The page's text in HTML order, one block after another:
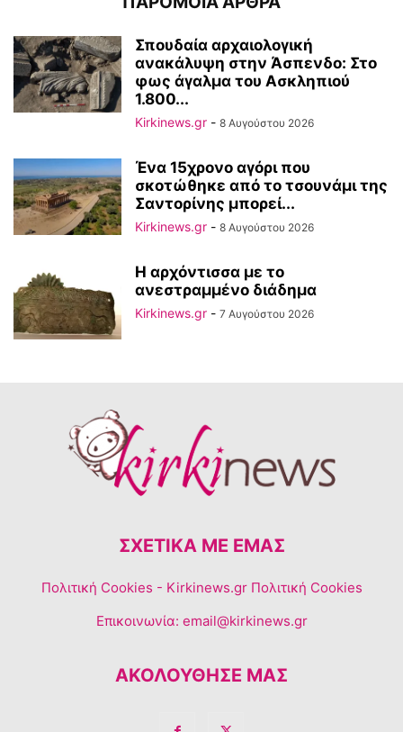
Σπουδαία αρχαιολογική
ανακάλυψη στην Άσπενδο: Στο
φως άγαλμα του Ασκληπιού
1.800...
Kirkinews.gr - 8 Αυγούστου 2026
Ένα 15χρονο αγόρι που
σκοτώθηκε από το τσουνάμι της
Σαντορίνης μπορεί...
Kirkinews.gr - 8 Αυγούστου 2026
Η αρχόντισσα με το
ανεστραμμένο διάδημα
Kirkinews.gr - 7 Αυγούστου 2026
ΣΧΕΤΙΚΆ ΜΕ ΕΜΆΣ
Πολιτική Cookies - Kirkinews.gr Πολιτική Cookies
Επικοινωνία: email@kirkinews.gr
ΑΚΟΛΟΥΘΗΣΕ ΜΑΣ